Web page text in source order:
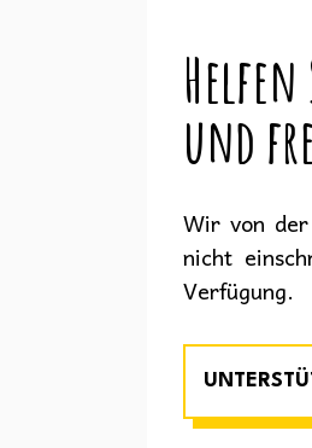
und
Wir von
nicht
Verfügung.